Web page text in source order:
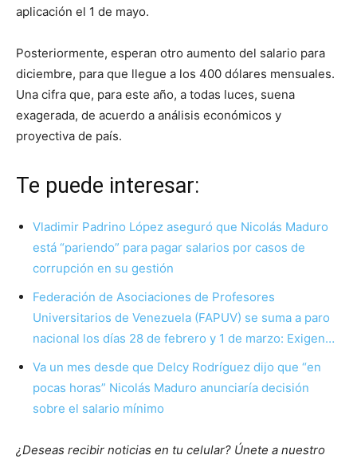
aplicación el 1 de mayo.
Posteriormente, esperan otro aumento del salario para
diciembre, para que llegue a los 400 dólares mensuales.
Una cifra que, para este año, a todas luces, suena
exagerada, de acuerdo a análisis económicos y
proyectiva de país.
Te puede interesar:
Vladimir Padrino López aseguró que Nicolás Maduro
está “pariendo” para pagar salarios por casos de
corrupción en su gestión
Federación de Asociaciones de Profesores
Universitarios de Venezuela (FAPUV) se suma a paro
nacional los días 28 de febrero y 1 de marzo: Exigen…
Va un mes desde que Delcy Rodríguez dijo que “en
pocas horas” Nicolás Maduro anunciaría decisión
sobre el salario mínimo
¿Deseas recibir noticias en tu celular? Únete a nuestro